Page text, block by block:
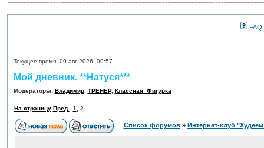
FAQ
Текущее время: 09 авг 2026, 09:57
Мой дневник. **Натуся***
Модераторы: Владимир, ТРЕНЕР, Классная_Фигурка
На страницу Пред. 1 2
Список форумов» Интернет-клуб